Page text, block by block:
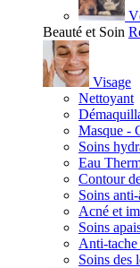
Beauté et Soin
Visage
Nettoyant
Masque -
Soins
Eau
Contour
Soins
Acné et
Soins
Anti-tache
Soins des